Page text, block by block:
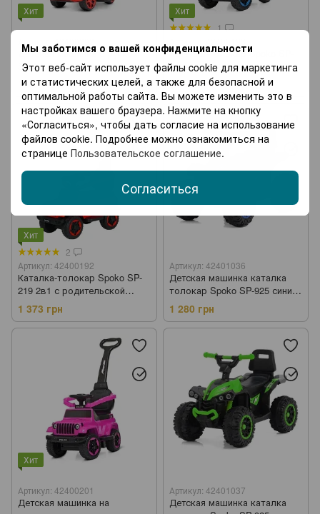
Мы заботимся о вашей конфиденциальности
Этот веб-сайт использует файлы cookie для маркетинга
и статистических целей, а также для безопасной и
оптимальной работы сайта. Вы можете изменить это в
настройках вашего браузера. Нажмите на кнопку
«Согласиться», чтобы дать согласие на использование
файлов cookie. Подробнее можно ознакомиться на
странице Пользовательское соглашение.
Согласиться
Хит
Артикул: 42400202
Детская машинка с ручкой
Spoko SP-608 красный
(42400202)
1 224 грн
Хит
1
Каталка-толокар Spoko SP-
219 2в1 с родительской
ручкой синий (42400193)
1 330 грн
Хит
2
Артикул: 42400192
Каталка-толокар Spoko SP-
219 2в1 с родительской
ручкой красный (42400192)
1 373 грн
Артикул: 42401036
Детская машинка каталка
толокар Spoko SP-925 синий
(42401036)
1 280 грн
Хит
Артикул: 42400201
Детская машинка на
Артикул: 42401037
Детская машинка каталка